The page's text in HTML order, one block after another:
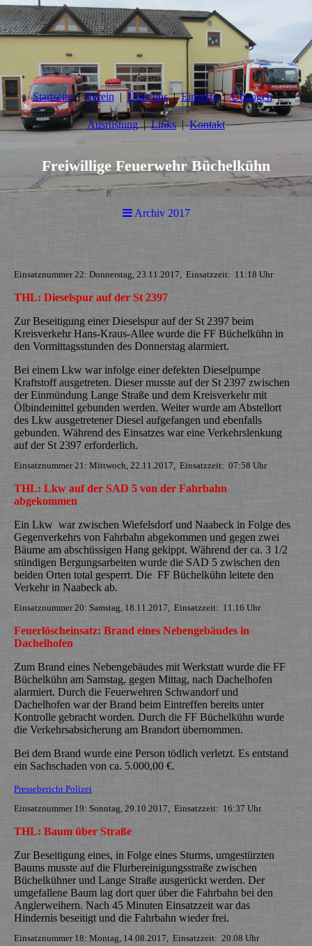
Startseite Verein Über uns Einsätze Übungen
Ausrüstung Links Kontakt
Freiwillige Feuerwehr Büchelkühn
Archiv 2017
Einsatznummer 22: Donnerstag, 23.11.2017, Einsatzzeit: 11:18 Uhr
THL: Dieselspur auf der St 2397
Zur Beseitigung einer Dieselspur auf der St 2397 beim
Kreisverkehr Hans-Kraus-Allee wurde die FF Büchelkühn in
den Vormittagsstunden des Donnerstag alarmiert.
Bei einem Lkw war infolge einer defekten Dieselpumpe
Kraftstoff ausgetreten. Dieser musste auf der St 2397 zwischen
der Einmündung Lange Straße und dem Kreisverkehr mit
Ölbindemittel gebunden werden. Weiter wurde am Abstellort
des Lkw ausgetretener Diesel aufgefangen und ebenfalls
gebunden. Während des Einsatzes war eine Verkehrslenkung
auf der St 2397 erforderlich.
Einsatznummer 21: Mittwoch, 22.11.2017, Einsatzzeit: 07:58 Uhr
THL: Lkw auf der SAD 5 von der Fahrbahn
abgekommen
Ein Lkw war zwischen Wiefelsdorf und Naabeck in Folge des
Gegenverkehrs von Fahrbahn abgekommen und gegen zwei
Bäume am abschüssigen Hang gekippt. Während der ca. 3 1/2
stündigen Bergungsarbeiten wurde die SAD 5 zwischen den
beiden Orten total gesperrt. Die FF Büchelkühn leitete den
Verkehr in Naabeck ab.
Einsatznummer 20: Samstag, 18.11.2017, Einsatzzeit: 11.16 Uhr
Feuerlöscheinsatz: Brand eines Nebengebäudes in
Dachelhofen
Zum Brand eines Nebengebäudes mit Werkstatt wurde die FF
Büchelkühn am Samstag, gegen Mittag, nach Dachelhofen
alarmiert. Durch die Feuerwehren Schwandorf und
Dachelhofen war der Brand beim Eintreffen bereits unter
Kontrolle gebracht worden. Durch die FF Büchelkühn wurde
die Verkehrsabsicherung am Brandort übernommen.
Bei dem Brand wurde eine Person tödlich verletzt. Es entstand
ein Sachschaden von ca. 5.000,00 €.
Pressebericht Polizei
Einsatznummer 19: Sonntag, 29.10.2017, Einsatzzeit: 16:37 Uhr
THL: Baum über Straße
Zur Beseitigung eines, in Folge eines Sturms, umgestürzten
Baums musste auf die Flurbereinigungsstraße zwischen
Büchelkühner und Lange Straße ausgerückt werden. Der
umgefallene Baum lag dort quer über die Fahrbahn bei den
Anglerweihern. Nach 45 Minuten Einsatzzeit war das
Hindernis beseitigt und die Fahrbahn wieder frei.
Einsatznummer 18: Montag, 14.08.2017, Einsatzzeit: 20.08 Uhr